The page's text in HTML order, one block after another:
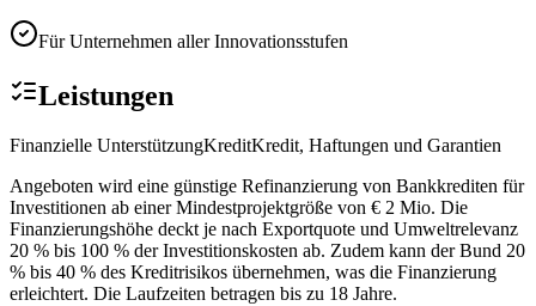
Für Unternehmen aller Innovationsstufen
Leistungen
Finanzielle UnterstützungKreditKredit, Haftungen und Garantien
Angeboten wird eine günstige Refinanzierung von Bankkrediten für
Investitionen ab einer Mindestprojektgröße von € 2 Mio. Die
Finanzierungshöhe deckt je nach Exportquote und Umweltrelevanz
20 % bis 100 % der Investitionskosten ab. Zudem kann der Bund 20
% bis 40 % des Kreditrisikos übernehmen, was die Finanzierung
erleichtert. Die Laufzeiten betragen bis zu 18 Jahre.